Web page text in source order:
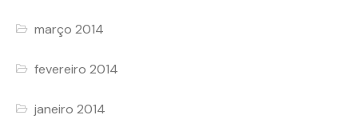
março 2014
fevereiro 2014
janeiro 2014